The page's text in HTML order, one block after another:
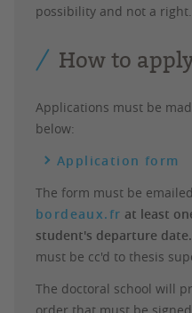
possibility and not a right.
How to
Applications must be
below:
Application form
The form must be
bordeaux.fr at least
student's departure date.
must be cc'd to thesis
The doctoral school will